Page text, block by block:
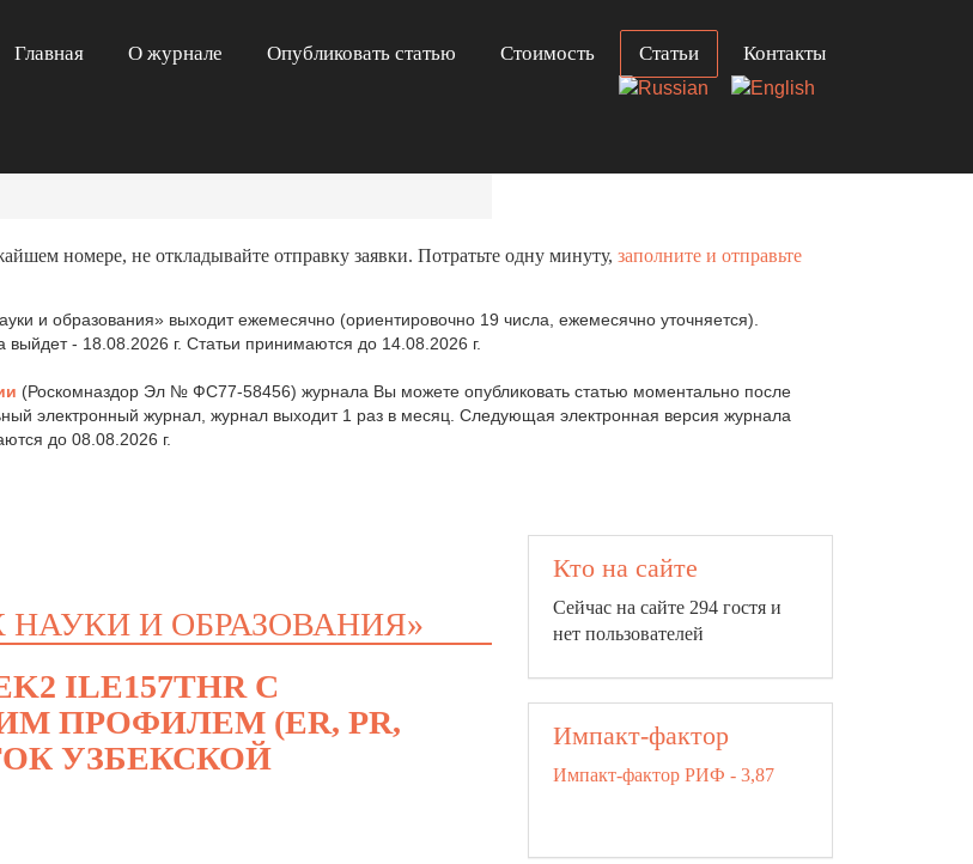
Главная О журнале Опубликовать статью Стоимость Статьи Контакты
номере, не откладывайте отправку заявки. Потратьте одну минуту, заполните и отправьте
и образования» выходит ежемесячно (ориентировочно 19 числа, ежемесячно уточняется).
- 18.08.2026 г. Статьи принимаются до 14.08.2026 г.
(Роскомназдор Эл № ФС77-58456) журнала Вы можете опубликовать статью моментально после
электронный журнал, журнал выходит 1 раз в месяц. Следующая электронная версия журнала
до 08.08.2026 г.
И ОБРАЗОВАНИЯ»
ILE157THR С
ПРОФИЛЕМ (ER, PR,
УЗБЕКСКОЙ
Кто на сайте
Сейчас на сайте 294 гостя и
нет пользователей
Импакт-фактор
Импакт-фактор РИФ - 3,87